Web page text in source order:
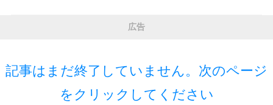
広告
記事はまだ終了していません。次のページ
をクリックしてください